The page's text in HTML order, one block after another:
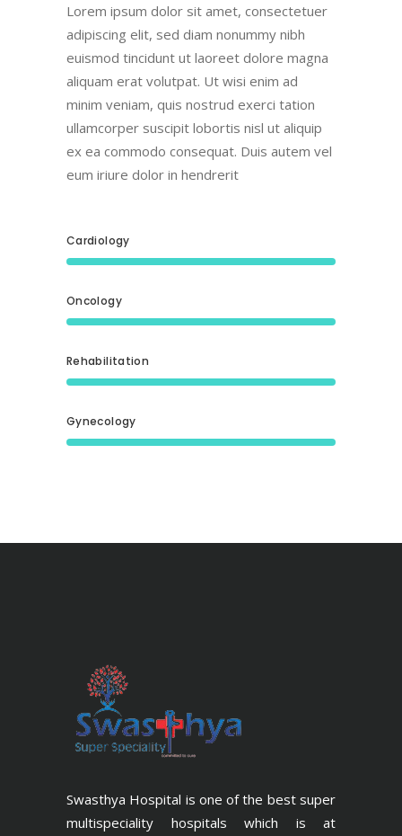
Lorem ipsum dolor sit amet, consectetuer
adipiscing elit, sed diam nonummy nibh
euismod tincidunt ut laoreet dolore magna
aliquam erat volutpat. Ut wisi enim ad
minim veniam, quis nostrud exerci tation
ullamcorper suscipit lobortis nisl ut aliquip
ex ea commodo consequat. Duis autem vel
eum iriure dolor in hendrerit
Cardiology
Oncology
Rehabilitation
Gynecology
Swasthya Hospital is one of the best super
multispeciality hospitals which is at